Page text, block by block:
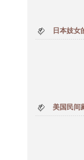
日本妓女
美国民间